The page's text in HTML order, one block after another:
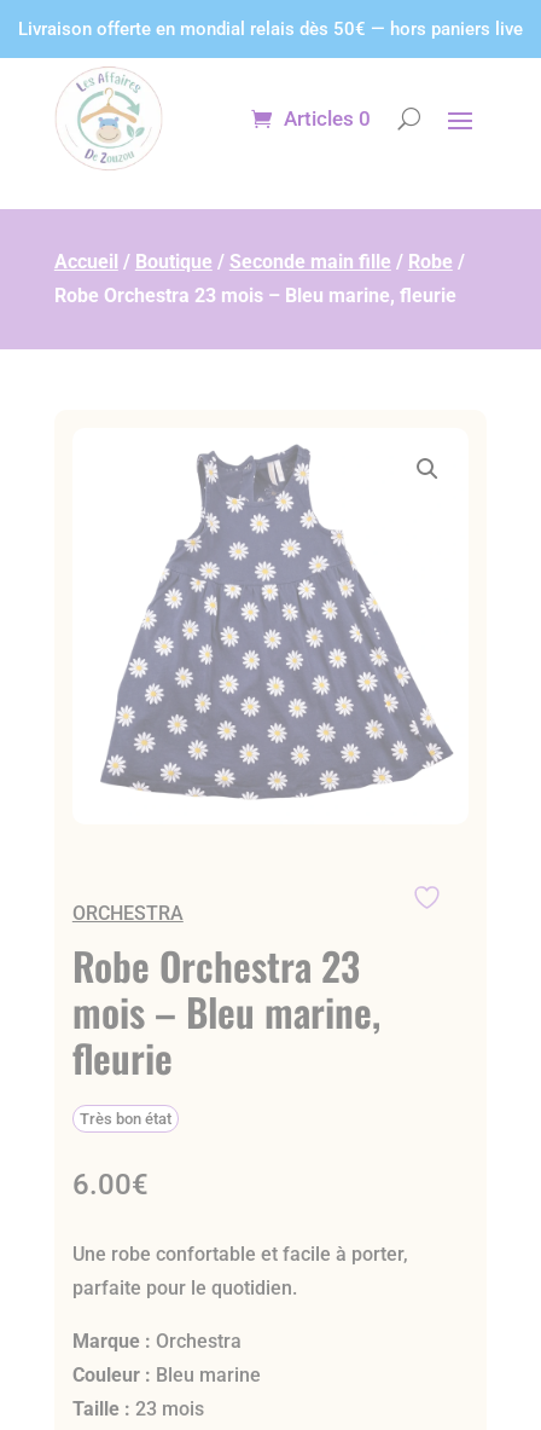
Livraison offerte en mondial relais dès 50€ — hors paniers live
Articles 0
Accueil / Boutique / Seconde main fille / Robe /
Robe Orchestra 23 mois – Bleu marine, fleurie
ORCHESTRA
Robe Orchestra 23
mois – Bleu marine,
fleurie
Très bon état
6.00€
Une robe confortable et facile à porter,
parfaite pour le quotidien.
Marque : Orchestra
Couleur : Bleu marine
Taille : 23 mois
Panneau de gestion des cookies